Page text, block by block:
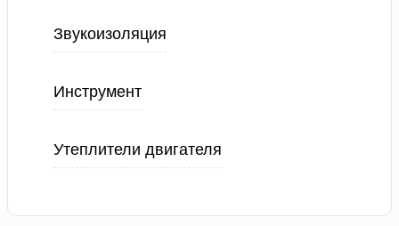
Звукоизоляция
Инструмент
Утеплители двигателя